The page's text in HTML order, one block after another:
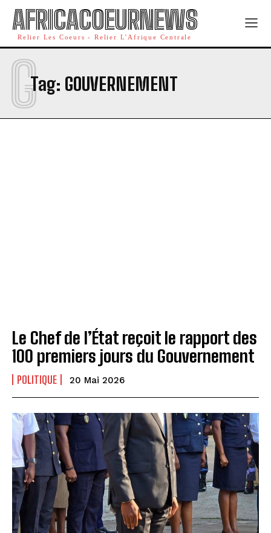
AFRICACOEURNEWS
Relier Les Coeurs - Relier L'Afrique Centrale
Tag: GOUVERNEMENT
G
Le Chef de l’État reçoit le rapport des
100 premiers jours du Gouvernement
POLITIQUE 20 Mai 2026